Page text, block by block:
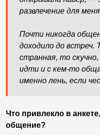
развлечение для
Почти никогда
доходило до встреч.
странная, то
идти и с кем-то
именно лень, если
Что привлекло в
общение?